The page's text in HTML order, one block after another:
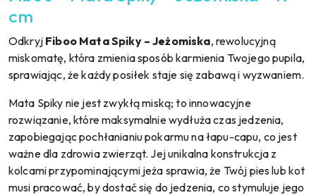
cm
Odkryj Fiboo Mata Spiky – Jeżomiska, rewolucyjną
miskomatę, która zmienia sposób karmienia Twojego pupila,
sprawiając, że każdy posiłek staje się zabawą i wyzwaniem.
Mata Spiky nie jest zwykłą miską; to innowacyjne
rozwiązanie, które maksymalnie wydłuża czas jedzenia,
zapobiegając pochłanianiu pokarmu na łapu-capu, co jest
ważne dla zdrowia zwierząt. Jej unikalna konstrukcja z
kolcami przypominającymi jeża sprawia, że Twój pies lub kot
musi pracować, by dostać się do jedzenia, co stymuluje jego